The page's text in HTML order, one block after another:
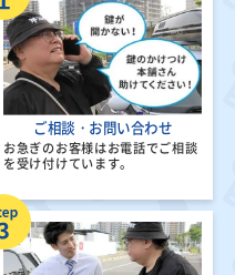
ご相談・お問い合わせ
お急ぎのお客様はお電話でご相談
を受け付けています。